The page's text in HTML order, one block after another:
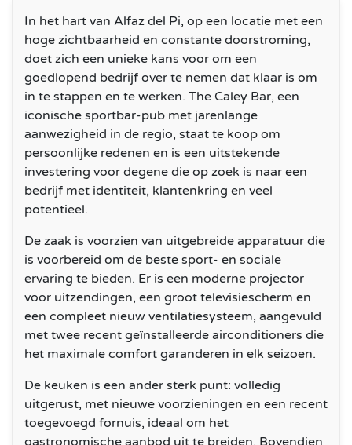
In het hart van Alfaz del Pi, op een locatie met een
hoge zichtbaarheid en constante doorstroming,
doet zich een unieke kans voor om een
goedlopend bedrijf over te nemen dat klaar is om
in te stappen en te werken. The Caley Bar, een
iconische sportbar-pub met jarenlange
aanwezigheid in de regio, staat te koop om
persoonlijke redenen en is een uitstekende
investering voor degene die op zoek is naar een
bedrijf met identiteit, klantenkring en veel
potentieel.
De zaak is voorzien van uitgebreide apparatuur die
is voorbereid om de beste sport- en sociale
ervaring te bieden. Er is een moderne projector
voor uitzendingen, een groot televisiescherm en
een compleet nieuw ventilatiesysteem, aangevuld
met twee recent geïnstalleerde airconditioners die
het maximale comfort garanderen in elk seizoen.
De keuken is een ander sterk punt: volledig
uitgerust, met nieuwe voorzieningen en een recent
toegevoegd fornuis, ideaal om het
gastronomische aanbod uit te breiden. Bovendien